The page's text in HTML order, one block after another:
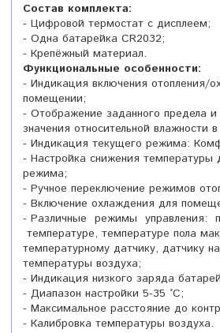
Состав комплекта:
- Цифровой термостат с дисплеем;
- Одна батарейка CR2032;
- Крепёжный материал.
Функциональные особенности:
- Индикация включения отопления/
помещении;
- Отображение заданного предела и
значения относительной влажности
- Индикация текущего режима:
- Настройка снижения температуры
режима;
- Ручное переключение режимов
- Включение охлаждения для
- Различные режимы управления:
температуре, температуре пола
температурному датчику, датчику
температуры воздуха;
- Индикация низкого заряда
- Диапазон настройки 5-35 °C;
- Максимальное расстояние до
- Калибровка температуры воздуха.